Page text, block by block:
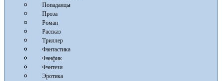
Попаданцы
Проза
Роман
Рассказ
Триллер
Фантастика
Фанфик
Фэнтези
Эротика